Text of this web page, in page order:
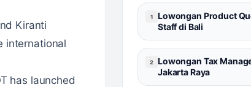
Kiranti
international
has launched
1
Lowongan Product
Staff di Bali
2
Lowongan Tax
Jakarta Raya